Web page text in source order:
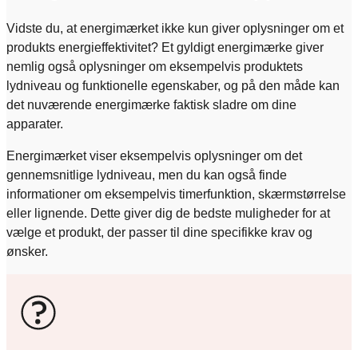
Vidste du, at energimærket ikke kun giver oplysninger om et
produkts energieffektivitet? Et gyldigt energimærke giver
nemlig også oplysninger om eksempelvis produktets
lydniveau og funktionelle egenskaber, og på den måde kan
det nuværende energimærke faktisk sladre om dine
apparater.
Energimærket viser eksempelvis oplysninger om det
gennemsnitlige lydniveau, men du kan også finde
informationer om eksempelvis timerfunktion, skærmstørrelse
eller lignende. Dette giver dig de bedste muligheder for at
vælge et produkt, der passer til dine specifikke krav og
ønsker.